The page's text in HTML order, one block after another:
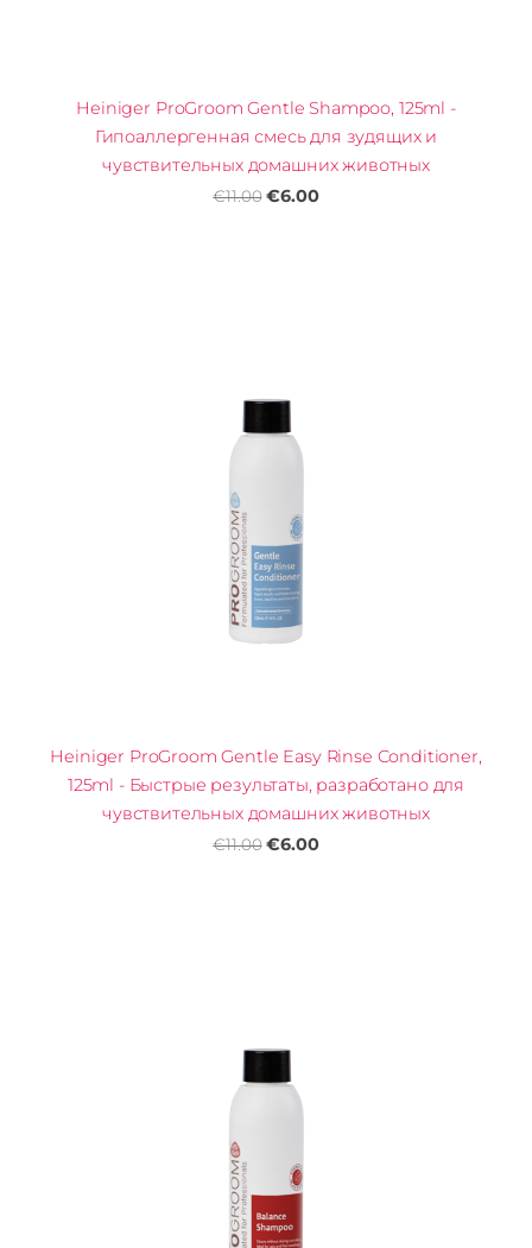
Heiniger ProGroom Gentle Shampoo, 125ml -
Гипоаллергенная смесь для зудящих и
чувствительных домашних животных
€11.00 €6.00
Heiniger ProGroom Gentle Easy Rinse Conditioner,
125ml - Быстрые результаты, разработано для
чувствительных домашних животных
€11.00 €6.00